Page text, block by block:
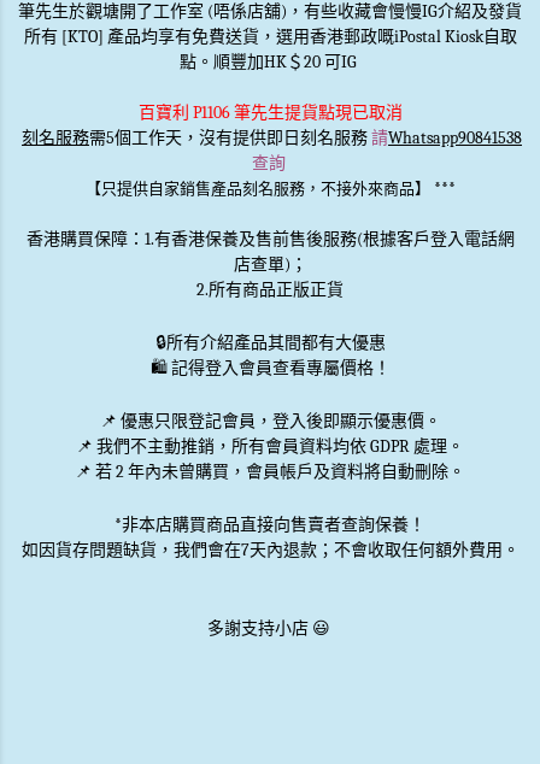
筆先生於觀塘開了工作室 (唔係店舖)，有些收藏會慢慢IG介紹及發貨
所有 [KTO] 產品均享有免費送貨，選用香港郵政嘅iPostal Kiosk自取
點。順豐加HK＄20 可IG
百寶利 P1106 筆先生提貨點現已取消
刻名服務需5個工作天，沒有提供即日刻名服務請Whatsapp90841538
查詢
【只提供自家銷售產品刻名服務，不接外來商品】 ***
香港購買保障：1.有香港保養及售前售後服務(根據客戶登入電話網
店查單)；
2.所有商品正版正貨
🔒所有介紹產品其間都有大優惠
🛍️ 記得登入會員查看專屬價格！
📌 優惠只限登記會員 ，登入後即顯示優惠價。
📌 我們不主動推銷 ，所有會員資料均依 GDPR 處理。
📌 若 2 年內未曾購買，會員帳戶及資料將自動刪除。
*非本店購買商品直接向售賣者查詢保養！
如因貨存問題缺貨，我們會在7天內退款；不會收取任何額外費用。
多謝支持小店 😃